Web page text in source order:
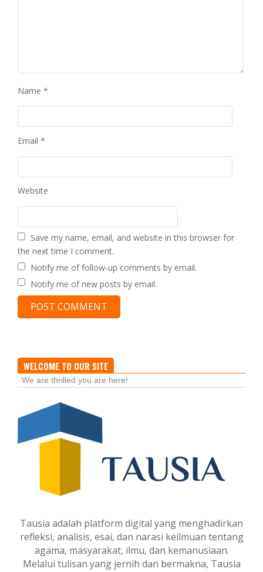
Name *
Email *
Website
Save my name, email, and website in this browser for
the next time I comment.
Notify me of follow-up comments by email.
Notify me of new posts by email.
WELCOME TO OUR SITE
We are thrilled you are here!
Tausia adalah platform digital yang menghadirkan
refleksi, analisis, esai, dan narasi keilmuan tentang
agama, masyarakat, ilmu, dan kemanusiaan.
Melalui tulisan yang jernih dan bermakna, Tausia